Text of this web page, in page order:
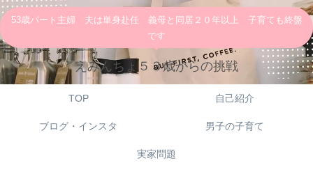
53歳パート主婦 夫は単身赴任 義母と同居２０年以上 子育ても終盤
です
えみんちょ５３歳からの挑戦
TOP 自己紹介
ブログ・インスタ 男子の子育て
実家問題